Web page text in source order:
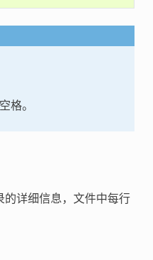
格。
的详细信息，文件中每行